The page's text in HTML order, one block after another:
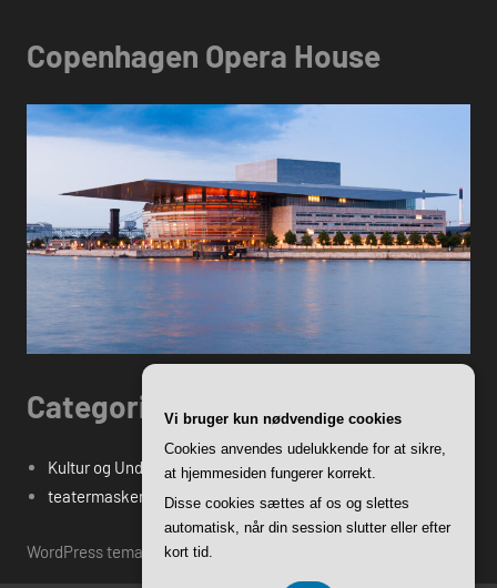
Copenhagen Opera House
Categories
Kultur og Underholdning
teatermasken.dk's Blogindlæg
WordPress tema: Harrison by ThemeZee.
Vi bruger kun nødvendige cookies
Cookies anvendes udelukkende for at sikre,
at hjemmesiden fungerer korrekt.
Disse cookies sættes af os og slettes
automatisk, når din session slutter eller efter
kort tid.